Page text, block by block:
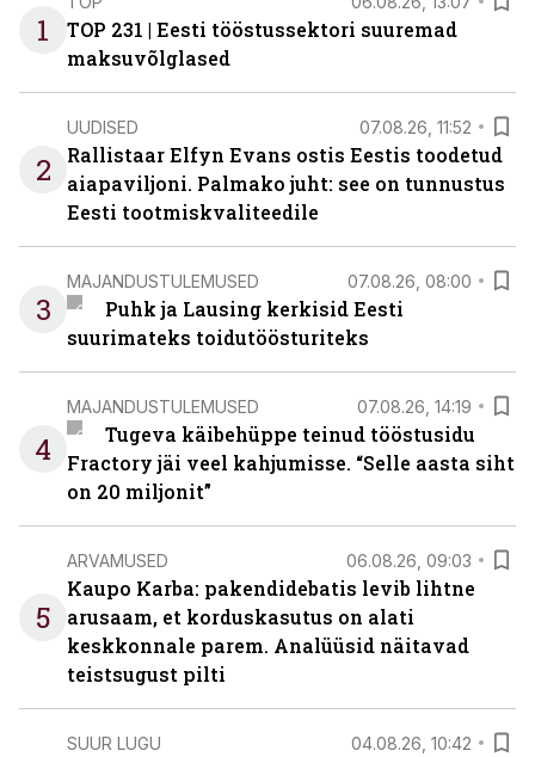
1
TOP 231 | Eesti tööstussektori suuremad
maksuvõlglased
2
UUDISED 07.08.26, 11:52
Rallistaar Elfyn Evans ostis Eestis toodetud
aiapaviljoni. Palmako juht: see on tunnustus
Eesti tootmiskvaliteedile
3
MAJANDUSTULEMUSED 07.08.26, 08:00
Puhk ja Lausing kerkisid Eesti
suurimateks toidutöösturiteks
4
MAJANDUSTULEMUSED 07.08.26, 14:19
Tugeva käibehüppe teinud tööstusidu
Fractory jäi veel kahjumisse. “Selle aasta siht
on 20 miljonit”
5
ARVAMUSED 06.08.26, 09:03
Kaupo Karba: pakendidebatis levib lihtne
arusaam, et korduskasutus on alati
keskkonnale parem. Analüüsid näitavad
teistsugust pilti
SUUR LUGU 04.08.26, 10:42